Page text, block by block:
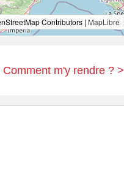
Contributors | MapLibre
Comment m'y rendre ? >